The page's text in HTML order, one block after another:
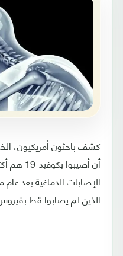
كشف باحثون أمريكيون،
أن
الإصابات الدماغية بعد
الذين لم يصابوا قط